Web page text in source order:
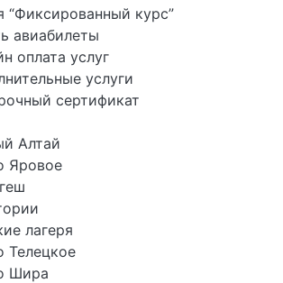
“Фиксированный курс”
авиабилеты
оплата услуг
услуги
сертификат
Алтай
Яровое
лагеря
Телецкое
Шира